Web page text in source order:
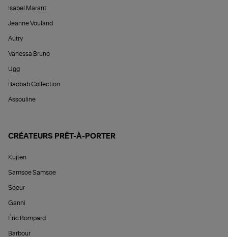
Isabel Marant
Jeanne Vouland
Autry
Vanessa Bruno
Ugg
Baobab Collection
Assouline
CRÉATEURS PRÊT-À-PORTER
Kujten
Samsoe Samsoe
Soeur
Ganni
Éric Bompard
Barbour